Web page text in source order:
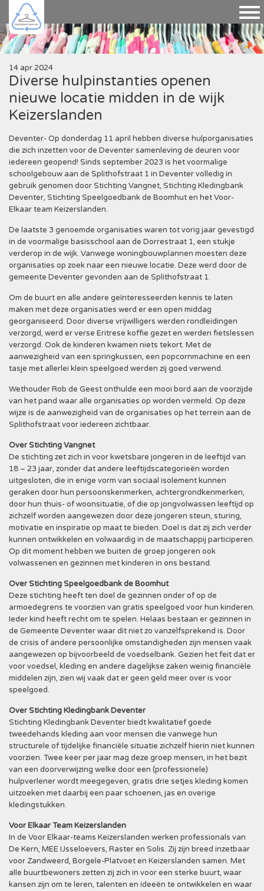
14 apr 2024
Diverse hulpinstanties openen
nieuwe locatie midden in de wijk
Keizerslanden
Deventer- Op donderdag 11 april hebben diverse hulporganisaties
die zich inzetten voor de Deventer samenleving de deuren voor
iedereen geopend! Sinds september 2023 is het voormalige
schoolgebouw aan de Splithofstraat 1 in Deventer volledig in
gebruik genomen door Stichting Vangnet, Stichting Kledingbank
Deventer, Stichting Speelgoedbank de Boomhut en het Voor-
Elkaar team Keizerslanden.
De laatste 3 genoemde organisaties waren tot vorig jaar gevestigd
in de voormalige basisschool aan de Dorrestraat 1, een stukje
verderop in de wijk. Vanwege woningbouwplannen moesten deze
organisaties op zoek naar een nieuwe locatie. Deze werd door de
gemeente Deventer gevonden aan de Splithofstraat 1.
Om de buurt en alle andere geïnteresseerden kennis te laten
maken met deze organisaties werd er een open middag
georganiseerd. Door diverse vrijwilligers werden rondleidingen
verzorgd, werd er verse Eritrese koffie gezet en werden fietslessen
verzorgd. Ook de kinderen kwamen niets tekort. Met de
aanwezigheid van een springkussen, een popcornmachine en een
tasje met allerlei klein speelgoed werden zij goed verwend.
Wethouder Rob de Geest onthulde een mooi bord aan de voorzijde
van het pand waar alle organisaties op worden vermeld. Op deze
wijze is de aanwezigheid van de organisaties op het terrein aan de
Splithofstraat voor iedereen zichtbaar.
Over Stichting Vangnet
De stichting zet zich in voor kwetsbare jongeren in de leeftijd van
18 – 23 jaar, zonder dat andere leeftijdscategorieën worden
uitgesloten, die in enige vorm van sociaal isolement kunnen
geraken door hun persoonskenmerken, achtergrondkenmerken,
door hun thuis- of woonsituatie, of die op jongvolwassen leeftijd op
zichzelf worden aangewezen door deze jongeren steun, sturing,
motivatie en inspiratie op maat te bieden. Doel is dat zij zich verder
kunnen ontwikkelen en volwaardig in de maatschappij participeren.
Op dit moment hebben we buiten de groep jongeren ook
volwassenen en gezinnen met kinderen in ons bestand.
Over Stichting Speelgoedbank de Boomhut
Deze stichting heeft ten doel de gezinnen onder of op de
armoedegrens te voorzien van gratis speelgoed voor hun kinderen.
Ieder kind heeft recht om te spelen. Helaas bestaan er gezinnen in
de Gemeente Deventer waar dit niet zo vanzelfsprekend is. Door
de crisis of andere persoonlijke omstandigheden zijn mensen vaak
aangewezen op bijvoorbeeld de voedselbank. Gezien het feit dat er
voor voedsel, kleding en andere dagelijkse zaken weinig financiële
middelen zijn, zien wij vaak dat er geen geld meer over is voor
speelgoed.
Over Stichting Kledingbank Deventer
Stichting Kledingbank Deventer biedt kwalitatief goede
tweedehands kleding aan voor mensen die vanwege hun
structurele of tijdelijke financiële situatie zichzelf hierin niet kunnen
voorzien. Twee keer per jaar mag deze groep mensen, in het bezit
van een doorverwijzing welke door een (professionele)
hulpverlener wordt meegegeven, gratis drie setjes kleding komen
uitzoeken met daarbij een paar schoenen, jas en overige
kledingstukken.
Voor Elkaar Team Keizerslanden
In de Voor Elkaar-teams Keizerslanden werken professionals van
De Kern, MEE IJsseloevers, Raster en Solis. Zij zijn breed inzetbaar
voor Zandweerd, Borgele-Platvoet en Keizerslanden samen. Met
alle buurtbewoners zetten zij zich in voor een sterke buurt, waar
kansen zijn om te leren, talenten en ideeën te ontwikkelen en waar